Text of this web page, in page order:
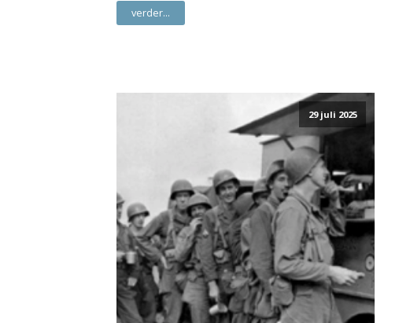
verder...
29 juli 2025